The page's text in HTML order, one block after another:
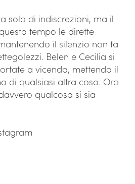
solo di indiscrezioni, ma il
tempo le dirette
il silenzio non fa
Belen e Cecilia si
a vicenda, mettendo il
di qualsiasi altra cosa. Ora
qualcosa si sia